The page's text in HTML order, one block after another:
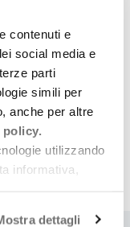
contenuti e
social media e
parti
simili per
anche per altre
utilizzando
informativa,
dettagli